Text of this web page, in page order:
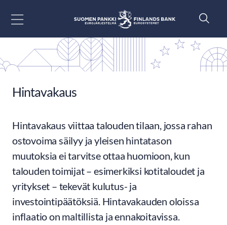
Hintavakaus
Hintavakaus viittaa talouden tilaan, jossa rahan
ostovoima säilyy ja yleisen hintatason
muutoksia ei tarvitse ottaa huomioon, kun
talouden toimijat – esimerkiksi kotitaloudet ja
yritykset – tekevät kulutus- ja
investointipäätöksiä. Hintavakauden oloissa
inflaatio on maltillista ja ennakoitavissa.